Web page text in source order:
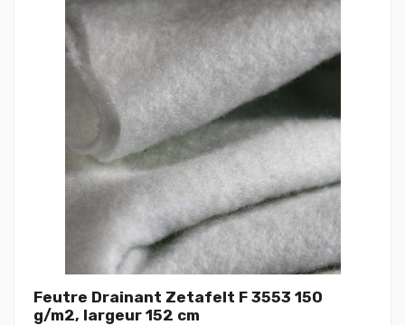
Feutre Drainant Zetafelt F 3553 150
g/m2, largeur 152 cm